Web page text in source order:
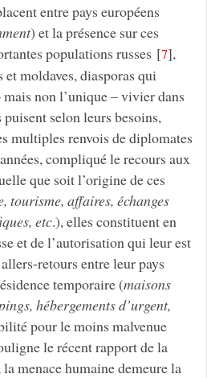
entre pays européens
) et la présence sur ces
populations russes [7],
moldaves, diasporas qui
non l’unique – vivier dans
selon leurs besoins,
multiples renvois de diplomates
compliqué le recours aux
que soit l’origine de ces
tourisme, affaires, échanges
etc.), elles constituent en
et de l’autorisation qui leur est
retours entre leur pays
temporaire (maisons
hébergements d’urgent,
pour le moins malvenue
le récent rapport de la
la menace humaine demeure la